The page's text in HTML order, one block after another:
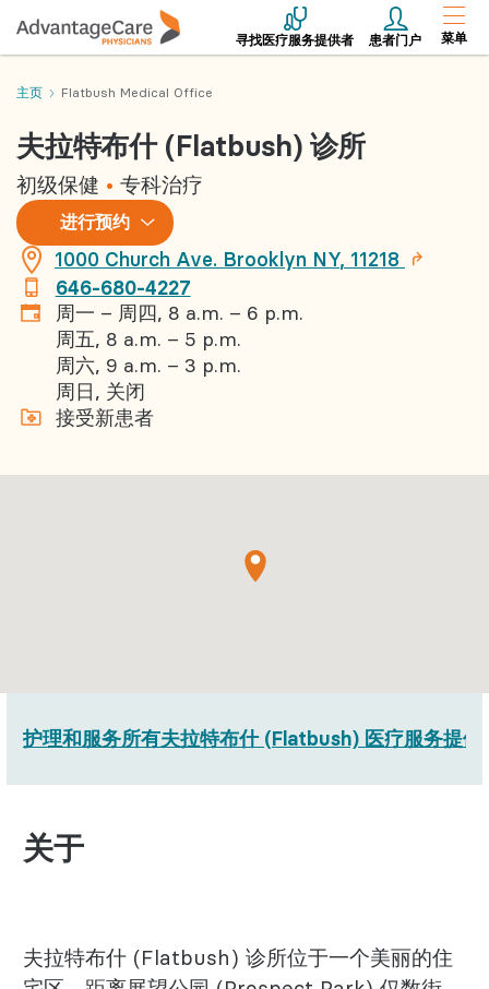
寻找医疗服务提供者 患者门户 菜单
主页 Flatbush Medical Office
夫拉特布什 (Flatbush) 诊所
初级保健 专科治疗
进
行
预
约
进行预约
1000 Church Ave. Brooklyn NY, 11218
646-680-4227
周一 – 周四, 8 a.m. – 6 p.m.
周五, 8 a.m. – 5 p.m.
周六, 9 a.m. – 3 p.m.
周日, 关闭
接受新患者
护理和服务所有夫拉特布什 (Flatbush) 医疗服务提供
关于
夫拉特布什 (Flatbush) 诊所位于一个美丽的住